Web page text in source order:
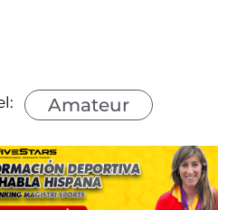
Amateur